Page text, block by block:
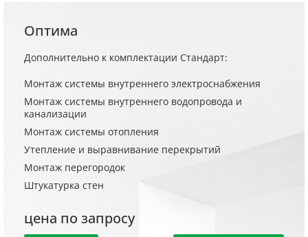
Оптима
Дополнительно к комплектации Стандарт:
Монтаж системы внутреннего электроснабжения
Монтаж системы внутреннего водопровода и
канализации
Монтаж системы отопления
Утепление и выравнивание перекрытий
Монтаж перегородок
Штукатурка стен
цена по запросу